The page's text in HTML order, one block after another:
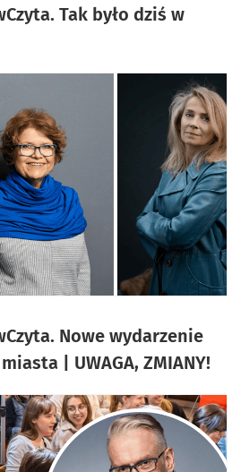
Tak było dziś w
Nowe wydarzenie
| UWAGA, ZMIANY!